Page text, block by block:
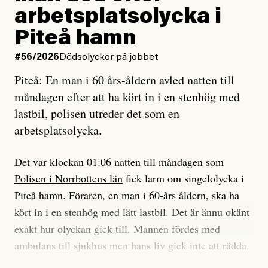
Vad betyder det att vara en röd, grön och oberoende
tidning?
Vad är bra journalistik?
Ett försök till korta svar som jag hoppas kan förtydliga
för Kuhn och Sassarinis-McGowan och andra hur jag
som chefredaktör ser på Dagens ETC:s uppdrag och
roll.
Vi skriver för våra läsare som vill bli informerade,
överraskade, bekräftade, utmanade – och som kräver
att vi granskar allt och alla.
Vi är som sagt en röd, grön och oberoende tidning.
Det betyder en annan journalistik än vad du hittar i
enligt uråldrig metod
och lade min sista ungdom
på att laga en gammal bod.
Jag sökte ljuset och meningen,
efter det som var rent, rätt och sant,
och aldrig såg jag det klarare än
när jag ombord på bussen hjälpte en tant.
#23/2026Intervjun
Jesper Lundby: ”Livet i sig
är ganska politiskt”
arbetsplatsolycka i
Piteå hamn
#56/2026 Dödsolyckor på jobbet
Piteå: En man i 60 års-åldern avled natten till
måndagen efter att ha kört in i en stenhög med
lastbil, polisen utreder det som en
arbetsplatsolycka.
Det var klockan 01:06 natten till måndagen som
Polisen i Norrbottens län fick larm om singelolycka i
Piteå hamn. Föraren, en man i 60-års åldern, ska ha
kört in i en stenhög med lätt lastbil. Det är ännu okänt
exakt hur olyckan gick till. Mannen fördes med
ambulans till sjukhus men hans liv gick inte att rädda.